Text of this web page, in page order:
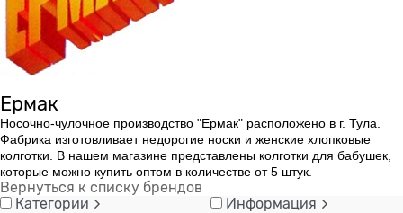
Ермак
Носочно-чулочное производство "Ермак" расположено в г. Тула.
Фабрика изготовливает недорогие носки и женские хлопковые
колготки. В нашем магазине представлены колготки для бабушек,
которые можно купить оптом в количестве от 5 штук.
Вернуться к списку брендов
Категории
Информация